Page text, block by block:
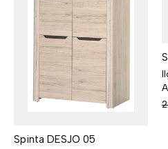
Spinta DESJO 05